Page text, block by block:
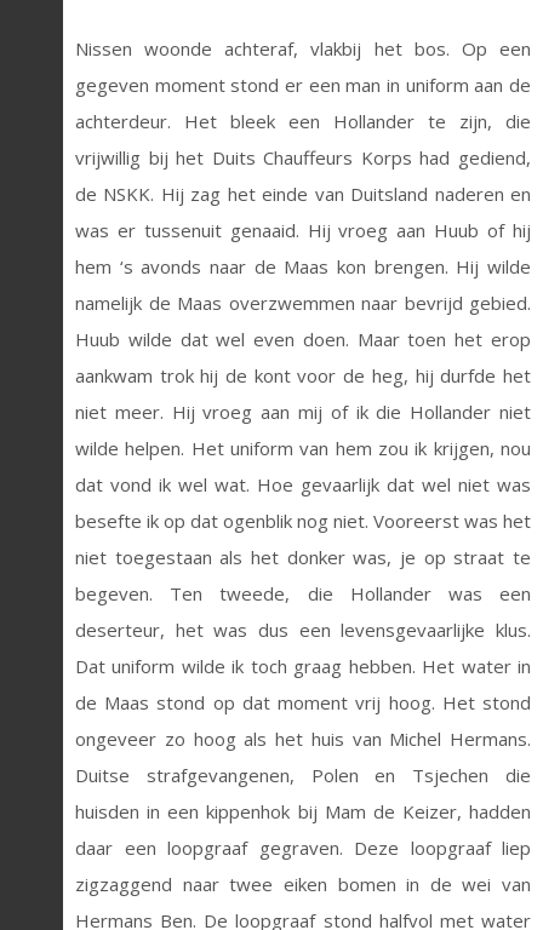
Nissen woonde achteraf, vlakbij het bos. Op een
gegeven moment stond er een man in uniform aan de
achterdeur. Het bleek een Hollander te zijn, die
vrijwillig bij het Duits Chauffeurs Korps had gediend,
de NSKK. Hij zag het einde van Duitsland naderen en
was er tussenuit genaaid. Hij vroeg aan Huub of hij
hem ‘s avonds naar de Maas kon brengen. Hij wilde
namelijk de Maas overzwemmen naar bevrijd gebied.
Huub wilde dat wel even doen. Maar toen het erop
aankwam trok hij de kont voor de heg, hij durfde het
niet meer. Hij vroeg aan mij of ik die Hollander niet
wilde helpen. Het uniform van hem zou ik krijgen, nou
dat vond ik wel wat. Hoe gevaarlijk dat wel niet was
besefte ik op dat ogenblik nog niet. Vooreerst was het
niet toegestaan als het donker was, je op straat te
begeven. Ten tweede, die Hollander was een
deserteur, het was dus een levensgevaarlijke klus.
Dat uniform wilde ik toch graag hebben. Het water in
de Maas stond op dat moment vrij hoog. Het stond
ongeveer zo hoog als het huis van Michel Hermans.
Duitse strafgevangenen, Polen en Tsjechen die
huisden in een kippenhok bij Mam de Keizer, hadden
daar een loopgraaf gegraven. Deze loopgraaf liep
zigzaggend naar twee eiken bomen in de wei van
Hermans Ben. De loopgraaf stond halfvol met water